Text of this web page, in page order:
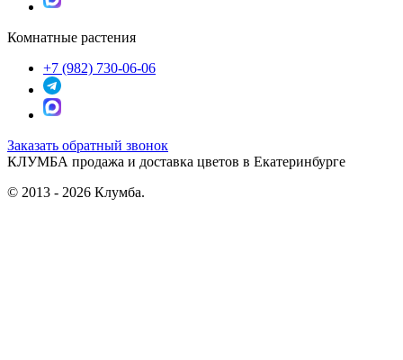
Комнатные растения
+7 (982) 730-06-06
Заказать обратный звонок
КЛУМБА продажа и доставка цветов в Екатеринбурге
© 2013 - 2026 Клумба.